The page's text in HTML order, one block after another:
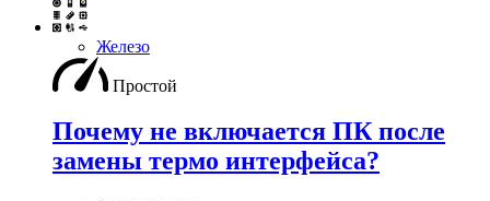
Железо
Простой
Почему не включается ПК после
замены термо интерфейса?